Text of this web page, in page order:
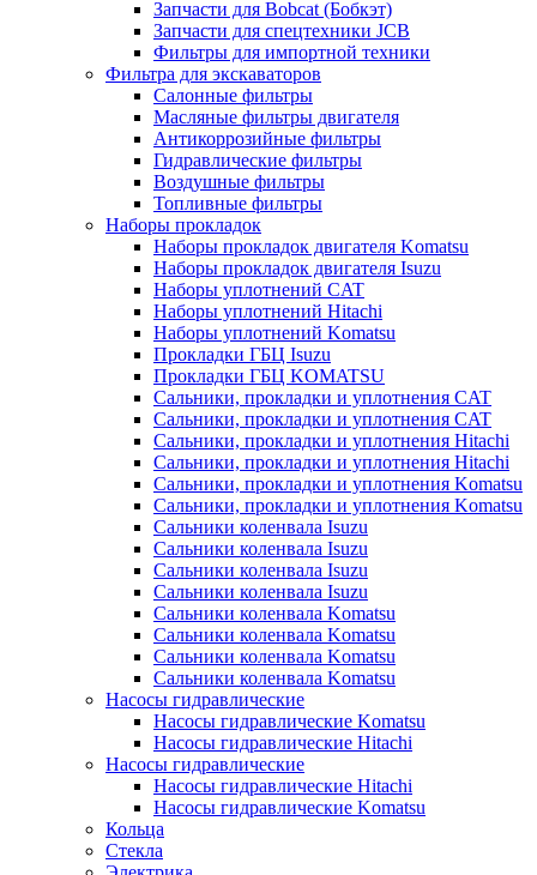
Запчасти для Bobcat (Бобкэт)
Запчасти для спецтехники JCB
Фильтры для импортной техники
Фильтра для экскаваторов
Салонные фильтры
Масляные фильтры двигателя
Антикоррозийные фильтры
Гидравлические фильтры
Воздушные фильтры
Топливные фильтры
Наборы прокладок
Наборы прокладок двигателя Komatsu
Наборы прокладок двигателя Isuzu
Наборы уплотнений CAT
Наборы уплотнений Hitachi
Наборы уплотнений Komatsu
Прокладки ГБЦ Isuzu
Прокладки ГБЦ KOMATSU
Сальники, прокладки и уплотнения CAT
Сальники, прокладки и уплотнения CAT
Сальники, прокладки и уплотнения Hitachi
Сальники, прокладки и уплотнения Hitachi
Сальники, прокладки и уплотнения Komatsu
Сальники, прокладки и уплотнения Komatsu
Сальники коленвала Isuzu
Сальники коленвала Isuzu
Сальники коленвала Isuzu
Сальники коленвала Isuzu
Сальники коленвала Komatsu
Сальники коленвала Komatsu
Сальники коленвала Komatsu
Сальники коленвала Komatsu
Насосы гидравлические
Насосы гидравлические Komatsu
Насосы гидравлические Hitachi
Насосы гидравлические
Насосы гидравлические Hitachi
Насосы гидравлические Komatsu
Кольца
Стекла